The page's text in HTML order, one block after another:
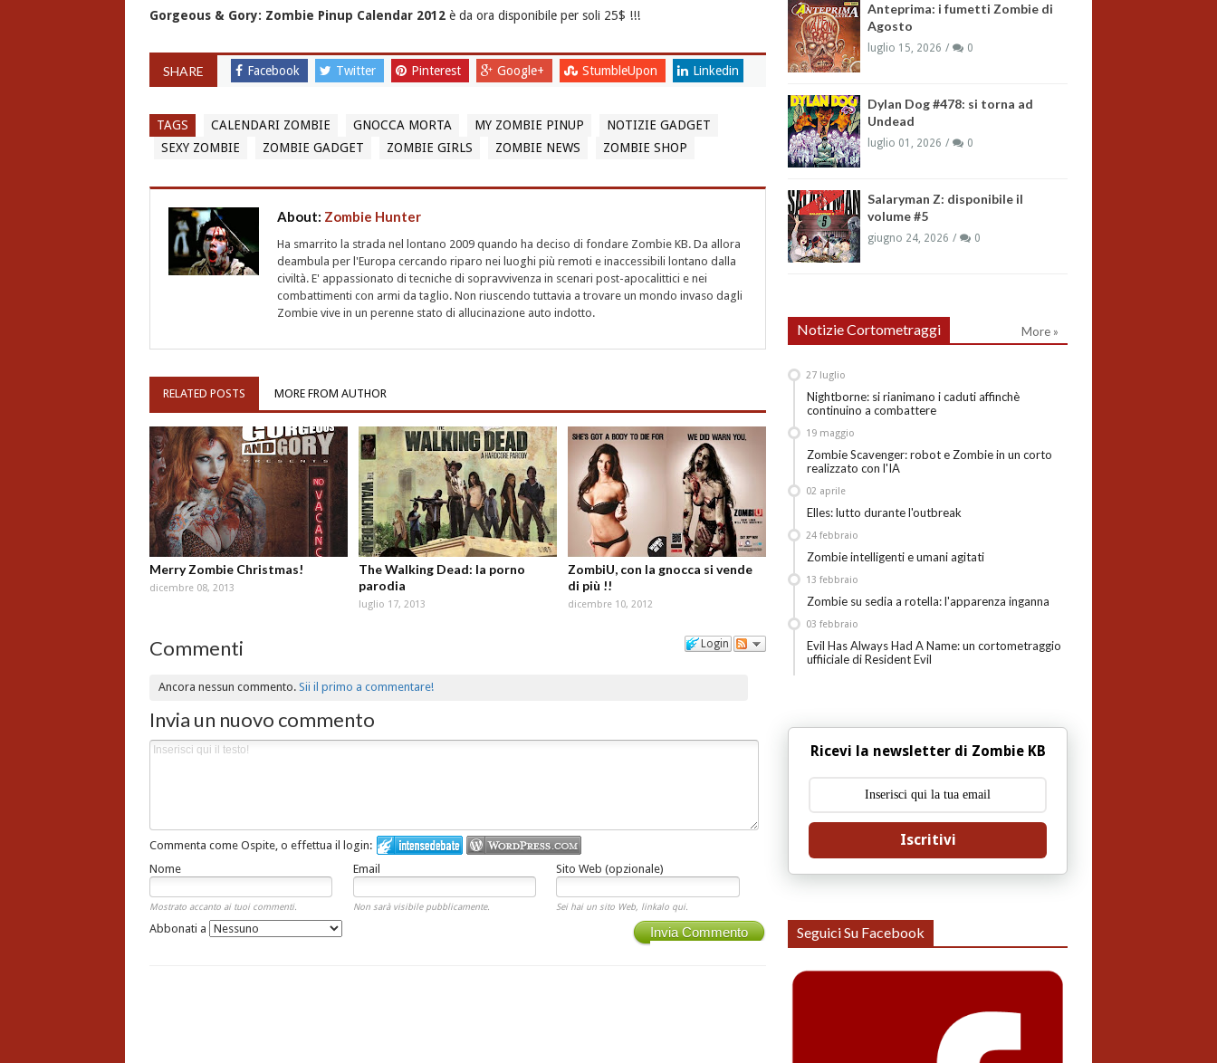
Gorgeous & Gory: Zombie Pinup Calendar 2012è da ora disponibile per soli 25$ !!!
SHARE Facebook Twitter Pinterest Google+ StumbleUpon Linkedin
TAGS CALENDARI ZOMBIE GNOCCA MORTA MY ZOMBIE PINUP
NOTIZIE GADGET
SEXY ZOMBIE
ZOMBIE GADGET ZOMBIE GIRLS ZOMBIE NEWS ZOMBIE SHOP
About: Zombie Hunter
Ha smarrito la strada nel lontano 2009 quando ha deciso di fondare Zombie KB. Da allora
deambula per l'Europa cercando riparo nei luoghi più remoti e inaccessibili lontano dalla
civiltà. E' appassionato di tecniche di sopravvivenza in scenari post-apocalittici e nei
combattimenti con armi da taglio. Non riuscendo tuttavia a trovare un mondo invaso dagli
Zombie vive in un perenne stato di allucinazione auto indotto.
RELATED POSTS MORE FROM AUTHOR
Merry Zombie Christmas!
dicembre 08, 2013
The Walking Dead: la porno
parodia
luglio 17, 2013
ZombiU, con la gnocca si vende
di più !!
dicembre 10, 2012
Login
Commenti
Ancora nessun commento.Sii il primo a commentare!
Invia un nuovo commento
Commenta come Ospite, o effettua il login:
Nome
Email Sito Web (opzionale)
Mostrato accanto ai tuoi commenti. Non sarà visibile pubblicamente. Sei hai un sito Web, linkalo qui.
Invia Commento
Abbonati a
Anteprima: i fumetti Zombie di
Agosto
luglio 15, 2026 0
Dylan Dog #478: si torna ad
Undead
luglio 01, 2026 0
Salaryman Z: disponibile il
volume #5
giugno 24, 2026 0
Notizie Cortometraggi More »
Nightborne: si rianimano i caduti affinchè
continuino a combattere
27 luglio
Zombie Scavenger: robot e Zombie in un corto
realizzato con l'IA
19 maggio
Elles: lutto durante l'outbreak
02 aprile
Zombie intelligenti e umani agitati
24 febbraio
Zombie su sedia a rotella: l'apparenza inganna
13 febbraio
Evil Has Always Had A Name: un cortometraggio
uffiiciale di Resident Evil
03 febbraio
Ricevi la newsletter di Zombie KB
Iscritivi
Seguici Su Facebook